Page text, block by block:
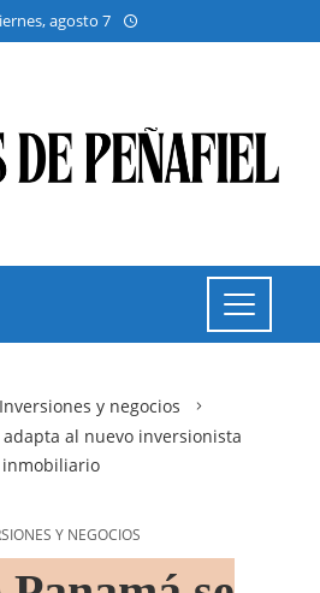
agosto 7
Inversiones y negocios
adapta al nuevo inversionista
inmobiliario
Y NEGOCIOS